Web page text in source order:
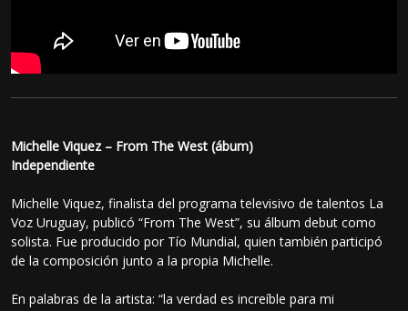
Michelle Viquez – From The West (ábum)
Independiente
Michelle Viquez, finalista del programa televisivo de talentos La
Voz Uruguay, publicó “From The West”, su álbum debut como
solista. Fue producido por Tío Mundial, quien también participó
de la composición junto a la propia Michelle.
En palabras de la artista: “la verdad es increíble para mi